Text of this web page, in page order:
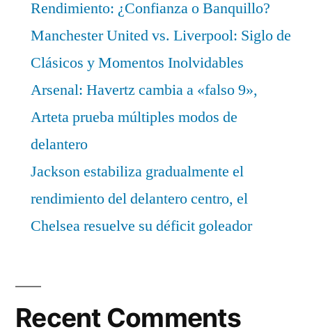
Rendimiento: ¿Confianza o Banquillo?
Manchester United vs. Liverpool: Siglo de
Clásicos y Momentos Inolvidables
Arsenal: Havertz cambia a «falso 9»,
Arteta prueba múltiples modos de
delantero
Jackson estabiliza gradualmente el
rendimiento del delantero centro, el
Chelsea resuelve su déficit goleador
Recent Comments